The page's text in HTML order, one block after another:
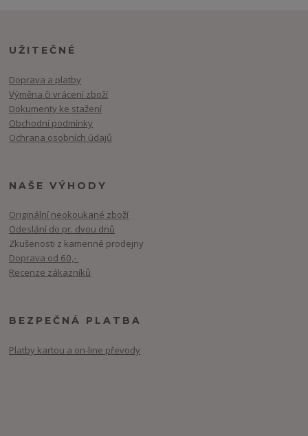
UŽITEČNÉ
Doprava a platby
Výměna či vrácení zboží
Dokumenty ke stažení
Obchodní podmínky
Ochrana osobních údajů
NAŠE VÝHODY
Originální neokoukané zboží
Odeslání do pr. dvou dnů
Zkušenosti z kamenné prodejny
Doprava od 60,-
Recenze zákazníků
BEZPEČNÁ PLATBA
Platby kartou a on-line převody